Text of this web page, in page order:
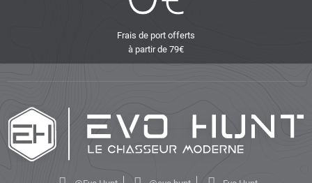
Frais de port offerts
à partir de 79€